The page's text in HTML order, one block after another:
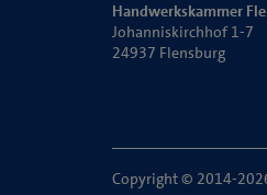
Handwerkskammer
Johanniskirchhof 1-7
24937 Flensburg
Copyright © 2014-